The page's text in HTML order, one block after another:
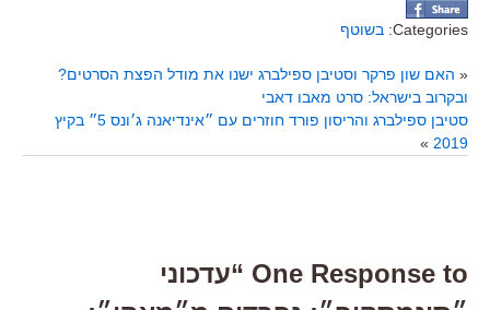
Categories: בשוטף
« האם שון פרקר וסטיבן ספילברג ישנו את מודל הפצת הסרטים?
ובקרוב בישראל: סרט מאבו דאבי
סטיבן ספילברג והריסון פורד חוזרים עם ״אינדיאנה ג׳ונס 5״ בקיץ
2019
»
One Response to “עדכוני